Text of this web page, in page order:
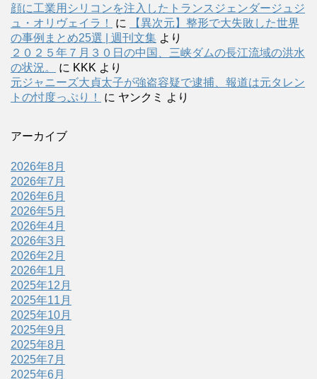
顔に工業用シリコンを注入したトランスジェンダージュジ
ュ・オリヴェイラ！
に
【異次元】整形で大失敗した世界
の事例まとめ25選 | 週刊文集 より
２０２５年７月３０日の中国、三峡ダムの長江流域の洪水
の状況。
に KKK より
元ジャニーズ大貞太子が強盗容疑で逮捕、報道は元タレン
トの忖度っぷり！
に ヤンクミ より
アーカイブ
2026年8月
2026年7月
2026年6月
2026年5月
2026年4月
2026年3月
2026年2月
2026年1月
2025年12月
2025年11月
2025年10月
2025年9月
2025年8月
2025年7月
2025年6月